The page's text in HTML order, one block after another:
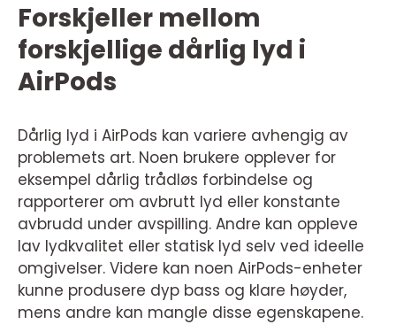
Forskjeller mellom
forskjellige dårlig lyd i
AirPods
Dårlig lyd i AirPods kan variere avhengig av
problemets art. Noen brukere opplever for
eksempel dårlig trådløs forbindelse og
rapporterer om avbrutt lyd eller konstante
avbrudd under avspilling. Andre kan oppleve
lav lydkvalitet eller statisk lyd selv ved ideelle
omgivelser. Videre kan noen AirPods-enheter
kunne produsere dyp bass og klare høyder,
mens andre kan mangle disse egenskapene.